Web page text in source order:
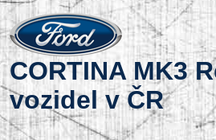
CORTINA MK3
vozidel v ČR